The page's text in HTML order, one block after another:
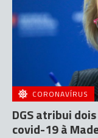
CORONAVÍRUS
DGS atribui
covid-19 à